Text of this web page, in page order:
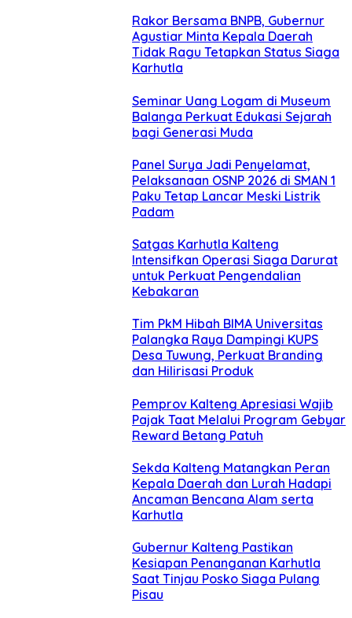
Rakor Bersama BNPB, Gubernur
Agustiar Minta Kepala Daerah
Tidak Ragu Tetapkan Status Siaga
Karhutla
Seminar Uang Logam di Museum
Balanga Perkuat Edukasi Sejarah
bagi Generasi Muda
Panel Surya Jadi Penyelamat,
Pelaksanaan OSNP 2026 di SMAN 1
Paku Tetap Lancar Meski Listrik
Padam
Satgas Karhutla Kalteng
Intensifkan Operasi Siaga Darurat
untuk Perkuat Pengendalian
Kebakaran
Tim PkM Hibah BIMA Universitas
Palangka Raya Dampingi KUPS
Desa Tuwung, Perkuat Branding
dan Hilirisasi Produk
Pemprov Kalteng Apresiasi Wajib
Pajak Taat Melalui Program Gebyar
Reward Betang Patuh
Sekda Kalteng Matangkan Peran
Kepala Daerah dan Lurah Hadapi
Ancaman Bencana Alam serta
Karhutla
Gubernur Kalteng Pastikan
Kesiapan Penanganan Karhutla
Saat Tinjau Posko Siaga Pulang
Pisau